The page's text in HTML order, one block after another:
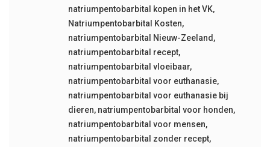
natriumpentobarbital kopen in het VK,
Natriumpentobarbital Kosten,
natriumpentobarbital Nieuw-Zeeland ,
natriumpentobarbital recept,
natriumpentobarbital vloeibaar,
natriumpentobarbital voor euthanasie,
natriumpentobarbital voor euthanasie bij
dieren, natriumpentobarbital voor honden,
natriumpentobarbital voor mensen,
natriumpentobarbital zonder recept,